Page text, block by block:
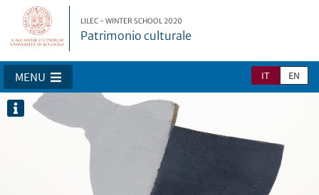
LILEC - WINTER SCHOOL 2020
Patrimonio culturale
IT EN
MENU